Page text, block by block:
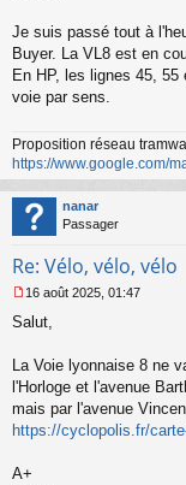
s
g
e
n
l
u
Je suis passé tout à
Buyer. La VL8 est en
En HP, les lignes 45,
voie par sens.
Proposition réseau
https://www.google.com/
nanar
Passager
Re: Vélo, vélo, vélo
e
s
a
g
e
n
n
16 août 2025, 01:47
Salut,
La Voie lyonnaise 8 ne
l'Horloge et l'avenue
mais par l'avenue
https://cyclopolis.fr/
A+